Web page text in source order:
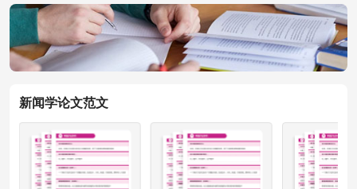
新闻学论文范文